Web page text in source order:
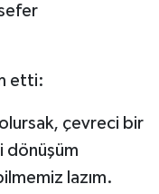
etti:
çevreci bir
dönüşüm
lazım.